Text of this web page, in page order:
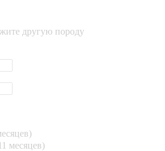
другую породу
месяцев)